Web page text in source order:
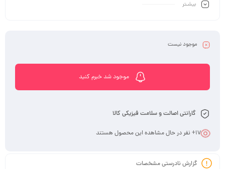
بیشـتر
موجود نیست
موجود شد خبرم کنید
گارانتی اصالت و سلامت فیزیکی کالا
17+ نفر در حال مشاهده این محصول هستند
گزارش نادرستی مشخصات